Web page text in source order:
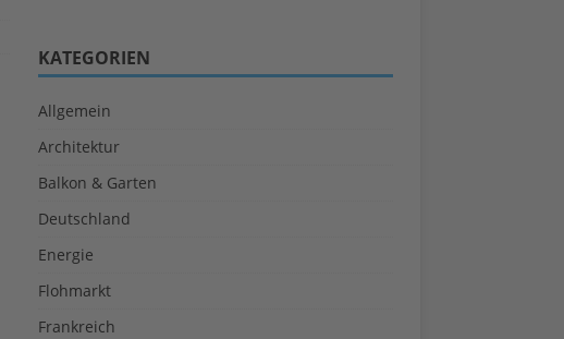
KATEGORIEN
Allgemein
Architektur
Balkon & Garten
Deutschland
Energie
Flohmarkt
Frankreich